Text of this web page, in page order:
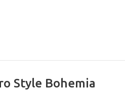
Style Bohemia